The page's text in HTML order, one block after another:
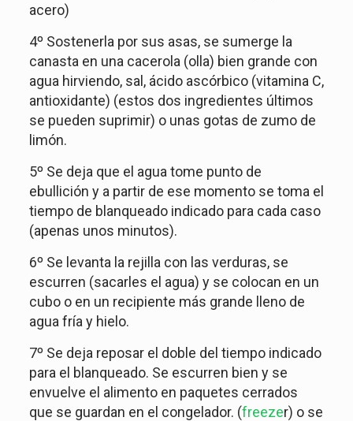
acero)
4º Sostenerla por sus asas, se sumerge la
canasta en una cacerola (olla) bien grande con
agua hirviendo, sal, ácido ascórbico (vitamina C,
antioxidante) (estos dos ingredientes últimos
se pueden suprimir) o unas gotas de zumo de
limón.
5º Se deja que el agua tome punto de
ebullición y a partir de ese momento se toma el
tiempo de blanqueado indicado para cada caso
(apenas unos minutos).
6º Se levanta la rejilla con las verduras, se
escurren (sacarles el agua) y se colocan en un
cubo o en un recipiente más grande lleno de
agua fría y hielo.
7º Se deja reposar el doble del tiempo indicado
para el blanqueado. Se escurren bien y se
envuelve el alimento en paquetes cerrados
que se guardan en el congelador. (freezer) o se